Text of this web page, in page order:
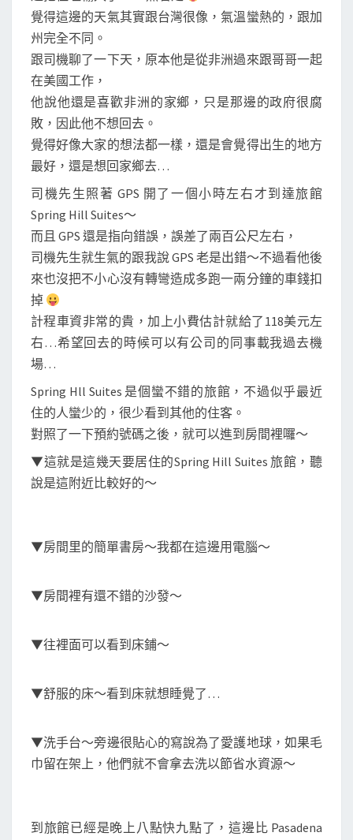
覺得這邊的天氣其實跟台灣很像，氣溫蠻熱的，跟加
州完全不同。
跟司機聊了一下天，原本他是從非洲過來跟哥哥一起
在美國工作，
他說他還是喜歡非洲的家鄉，只是那邊的政府很腐
敗，因此他不想回去。
覺得好像大家的想法都一樣，還是會覺得出生的地方
最好，還是想回家鄉去…
司機先生照著 GPS 開了一個小時左右才到達旅館
Spring Hill Suites～
而且 GPS 還是指向錯誤，誤差了兩百公尺左右，
司機先生就生氣的跟我說 GPS 老是出錯～不過看他後
來也沒把不小心沒有轉彎造成多跑一兩分鐘的車錢扣
掉
計程車資非常的貴，加上小費估計就給了118美元左
右…希望回去的時候可以有公司的同事載我過去機
場…
Spring Hll Suites 是個蠻不錯的旅館，不過似乎最近
住的人蠻少的，很少看到其他的住客。
對照了一下預約號碼之後，就可以進到房間裡囉～
▼這就是這幾天要居住的Spring Hill Suites 旅館，聽
說是這附近比較好的～
▼房間里的簡單書房～我都在這邊用電腦～
▼房間裡有還不錯的沙發～
▼往裡面可以看到床鋪～
▼舒服的床～看到床就想睡覺了…
▼洗手台～旁邊很貼心的寫說為了愛護地球，如果毛
巾留在架上，他們就不會拿去洗以節省水資源～
到旅館已經是晚上八點快九點了，這邊比 Pasadena